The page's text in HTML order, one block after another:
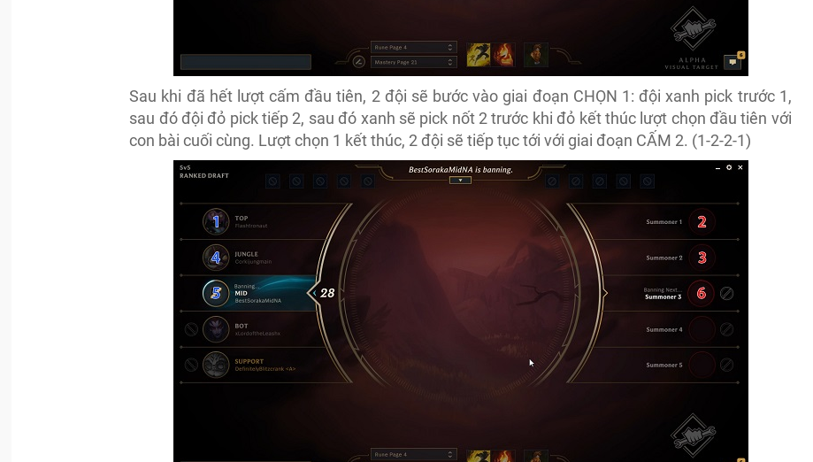
Sau khi đã hết lượt cấm đầu tiên, 2 đội sẽ bước vào giai đoạn CHỌN 1: đội xanh pick trước 1,
sau đó đội đỏ pick tiếp 2, sau đó xanh sẽ pick nốt 2 trước khi đỏ kết thúc lượt chọn đầu tiên với
con bài cuối cùng. Lượt chọn 1 kết thúc, 2 đội sẽ tiếp tục tới với giai đoạn CẤM 2. (1-2-2-1)